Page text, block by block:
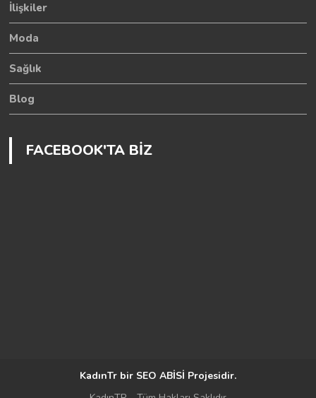
İlişkiler
Moda
Sağlık
Blog
FACEBOOK'TA BİZ
KadınTr bir SEO ABİSİ Projesidir.